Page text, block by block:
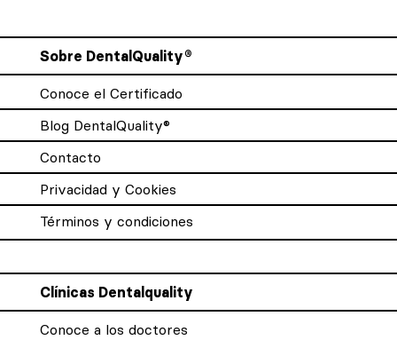
Sobre DentalQuality®
Conoce el Certificado
Blog DentalQuality®
Contacto
Privacidad y Cookies
Términos y condiciones
Clínicas Dentalquality
Conoce a los doctores